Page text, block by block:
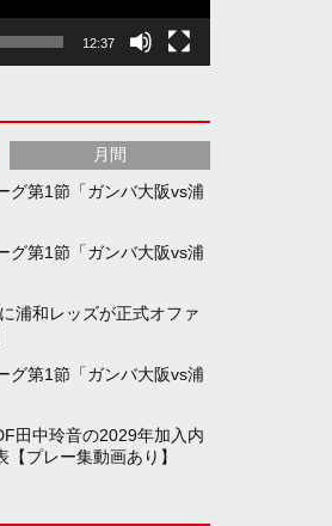
b
e
C
h
12:37
月間
グ第1節「ガンバ大阪vs浦
グ第1節「ガンバ大阪vs浦
浦和レッズが正式オファ
グ第1節「ガンバ大阪vs浦
田中玲音の2029年加入内
プレー集動画あり】